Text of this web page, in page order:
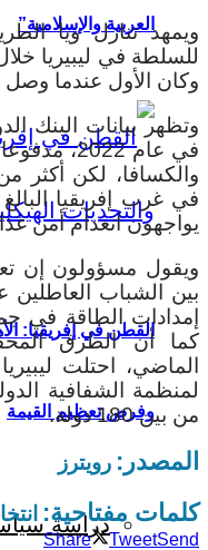
العربية والإسلامية”
القطن في إفريقيا:
وفرص تعظيم القيمة
دراسة
ويمهد تنازل ويا
للسلطة في ليبيريا
وكان الأول عندما
في عام
يواجهون انعدام أمن
ويقول مسؤولون إن
بين الشباب العاطلين
إمدادات الطاقة في
كما أن الطرق
الماضي، احتلت
من بين 180 دولة.
المصدر: رويترز
كلمات مفتاحية:
Share TweetSend